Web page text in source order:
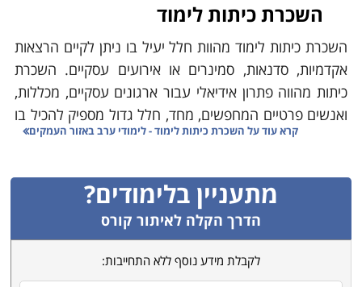
השכרת כיתות לימוד
השכרת כיתות לימוד מהוות חלל יעיל בו ניתן לקיים הרצאות
אקדמיות, סדנאות, סמינרים או אירועים עסקיים. השכרת
כיתות מהווה פתרון אידיאלי עבור ארגונים עסקיים, מכללות,
ואנשים פרטיים המחפשים, מחד, חלל גדול מספיק להכיל בו
קבוצה גדולה של אנשים. מאידך, הם זקוקים למקום מסודר
עיון, השתלמויות, סדנאות, הרצאות, וכנסים.
רוב הכיתות להשכרה כיום מצוידות בציוד אודיו – חזותי חדיש
להקרין מצגות ולהעביר מידע בצורה נוחה למשתתפים. יחד
קרא עוד על השכרת כיתות לימוד - לימודי ערב באזור העמקים
מתעניין בלימודים?
הדרך הקלה לאיתור קורס
לקבלת מידע נוסף ללא התחייבות: